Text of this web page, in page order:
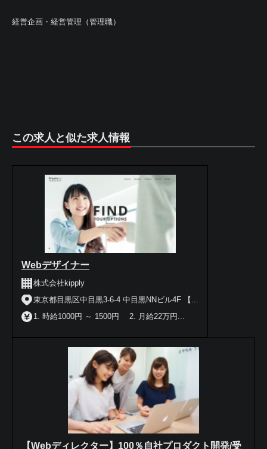
経営企画・経営管理（管理職）
この求人と似た求人情報
Webデザイナー
株式会社kipply
東京都目黒区中目黒3-6-4 中目黒NNビル4F 【...
1. 時給1000円 ～ 1500円 2. 月給22万円...
【Webディレクター】100％自社プロダクト開発/受